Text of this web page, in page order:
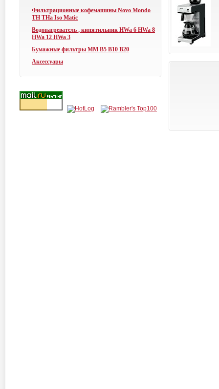
Фильтрационные кофемашины Novo Mondo
TH THa Iso Matic
Водонагреватель , кипятильник HWa 6 HWa 8
HWa 12 HWa 3
Бумажные фильтры ММ В5 В10 В20
Аксессуары